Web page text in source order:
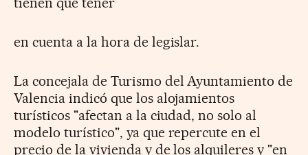
en cuenta a la hora de legislar.
La concejala de Turismo del Ayuntamiento de
Valencia indicó que los alojamientos
turísticos "afectan a la ciudad, no solo al
modelo turístico", ya que repercute en el
precio de la vivienda y de los alquileresy "en